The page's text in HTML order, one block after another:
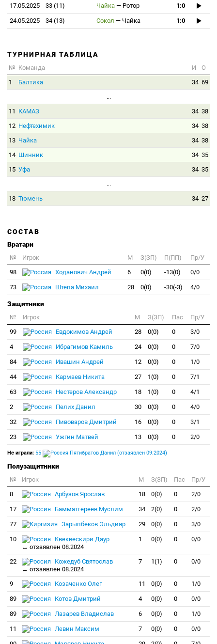
17.05.2025 33 (11) Чайка — Ротор 1:0
24.05.2025 34 (13) Сокол — Чайка 1:0
ТУРНИРНАЯ ТАБЛИЦА
№ Команда И
О
1
Балтика 34 69
...
11 КАМАЗ 34 38
12 Нефтехимик 34 38
13 Чайка 34 38
14 Шинник 34 35
15 Уфа 34 35
...
18 Тюмень 34 27
СОСТАВ
Вратари
№ Игрок M З(ЗП) П(ПП)
Пр/У
98
Ходанович Андрей 6 0(0) -13(0) 0/0
73 Штепа Михаил 28 0(0) -30(-3) 4/0
Защитники
№ Игрок M З(ЗП) Пас
Пр/У
99
Евдокимов Андрей 28 0(0) 0 3/0
4 Ибрагимов Камиль 24 0(0) 0 7/0
84 Ивашин Андрей 12 0(0) 0 1/0
44 Кармаев Никита 27 1(0) 0 7/1
63 Нестеров Александр 18 1(0) 0 4/1
2 Пелих Данил 30 0(0) 0 4/0
32 Пивоваров Дмитрий 16 0(0) 0 3/1
23 Ужгин Матвей 13 0(0) 0 2/0
Не играли: 55 Пятибратов Данил (отзаявлен 09.2024)
Полузащитники
№ Игрок M З(ЗП) Пас
Пр/У
8
Арбузов Ярослав 18 0(0) 0 2/0
17 Бамматгереев Муслим 34 2(0) 0 2/0
77 Зарыпбеков Эльдияр 29 0(0) 0 3/0
10
Квеквескири Даур
↔ отзаявлен 08.2024
1 0(0) 0 0/0
22
Кожедуб Святослав
↔ отзаявлен 08.2024
7 1(1) 0 0/0
9 Козаченко Олег 11 0(0) 0 1/0
89 Котов Дмитрий 4 0(0) 0 0/0
89 Лазарев Владислав 6 0(0) 0 1/0
11 Левин Максим 7 0(0) 0 0/0